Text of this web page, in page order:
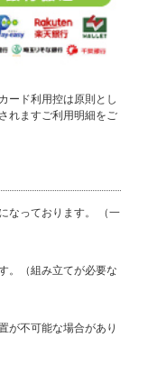
ード利用控は原則とし
れますご利用明細をご
なっております。 （一
。（組み立てが必要な
が不可能な場合があり